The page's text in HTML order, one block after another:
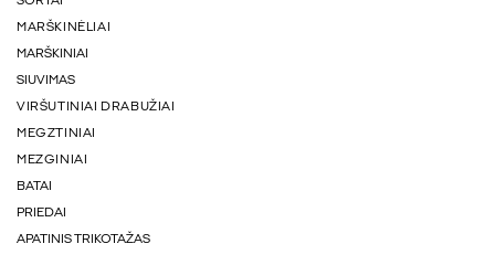
MARŠKINĖLIAI
MARŠKINIAI
SIUVIMAS
VIRŠUTINIAI DRABUŽIAI
MEGZTINIAI
MEZGINIAI
BATAI
PRIEDAI
APATINIS TRIKOTAŽAS